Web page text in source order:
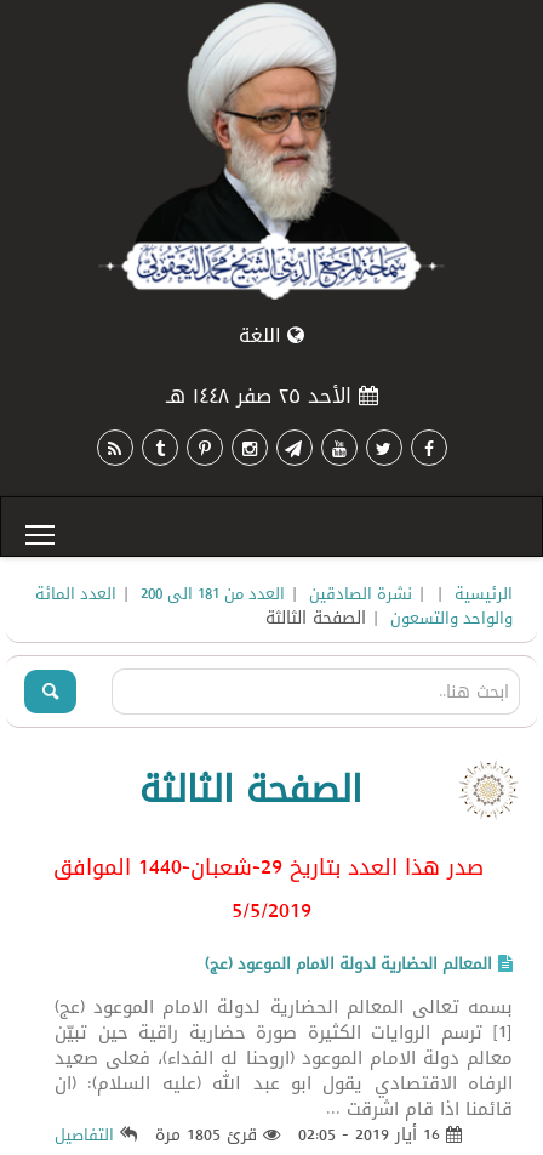
اللغة
الأحد ٢٥ صفر ١٤٤٨ هـ
الرئيسية |
| نشرة الصادقين | العدد من 181 الى 200 | العدد المائة
والواحد والتسعون | الصفحة الثالثة
الصفحة الثالثة
صدر هذا العدد بتاريخ 29-شعبان-1440 الموافق
5/5/2019
المعالم الحضارية لدولة الامام الموعود (عج)
بسمه تعالى المعالم الحضارية لدولة الامام الموعود (عج)
[1] ترسم الروايات الكثيرة صورة حضارية راقية حين تبيّن
معالم دولة الامام الموعود (اروحنا له الفداء)، فعلى صعيد
الرفاه الاقتصادي يقول ابو عبد الله (عليه السلام): (ان
قائمنا اذا قام اشرقت ...
قرئ 1805 مرة
التفاصيل